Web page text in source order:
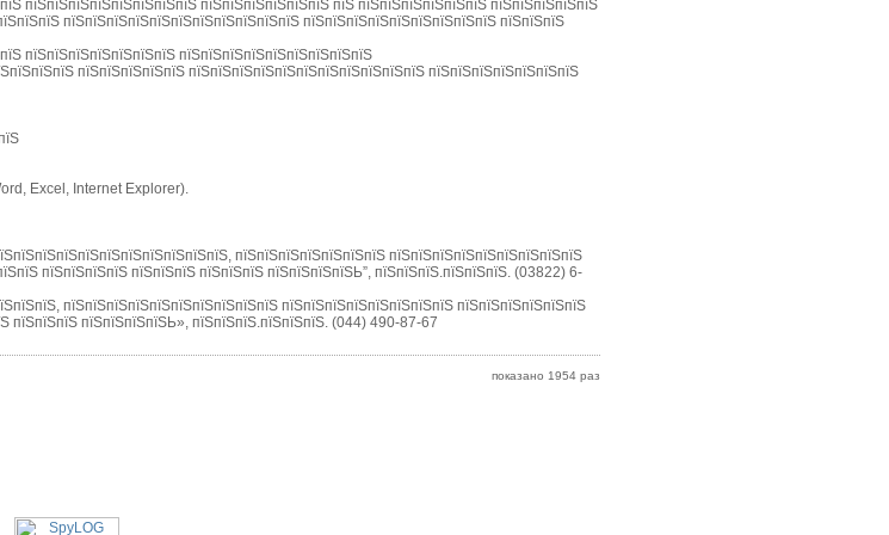
пїЅпїЅпїЅпїЅпїЅпїЅпїЅпїЅ пїЅпїЅпїЅпїЅпїЅпїЅ пїЅ пїЅпїЅпїЅпїЅпїЅпїЅ пїЅпїЅпїЅпїЅпїЅ
пїЅпїЅпїЅпїЅпїЅпїЅпїЅпїЅпїЅпїЅпїЅ пїЅпїЅпїЅпїЅпїЅпїЅпїЅпїЅпїЅ пїЅпїЅпїЅ
пїЅпїЅпїЅпїЅпїЅпїЅпїЅ пїЅпїЅпїЅпїЅпїЅпїЅпїЅпїЅпїЅ
пїЅпїЅпїЅпїЅпїЅ пїЅпїЅпїЅпїЅпїЅпїЅпїЅпїЅпїЅпїЅпїЅ пїЅпїЅпїЅпїЅпїЅпїЅпїЅ
Excel, Internet Explorer).
пїЅпїЅпїЅпїЅпїЅпїЅпїЅ пїЅпїЅпїЅпїЅпїЅпїЅпїЅпїЅпїЅ
пїЅпїЅпїЅпїЅ пїЅпїЅпїЅ пїЅпїЅпїЅ пїЅпїЅпїЅпїЅЬ”, пїЅпїЅпїЅ.пїЅпїЅпїЅ. (03822) 6-
пїЅпїЅпїЅпїЅпїЅпїЅпїЅпїЅпїЅпїЅ пїЅпїЅпїЅпїЅпїЅпїЅпїЅпїЅ пїЅпїЅпїЅпїЅпїЅпїЅ
пїЅпїЅпїЅ пїЅпїЅпїЅпїЅЬ», пїЅпїЅпїЅ.пїЅпїЅпїЅ. (044) 490-87-67
показано 1954 раз